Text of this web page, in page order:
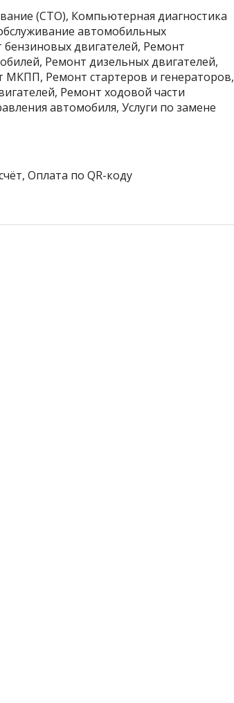
(СТО), Компьютерная диагностика
автомобильных
двигателей, Ремонт
Ремонт дизельных двигателей,
Ремонт стартеров и генераторов,
Ремонт ходовой части
автомобиля, Услуги по замене
Оплата по QR-коду